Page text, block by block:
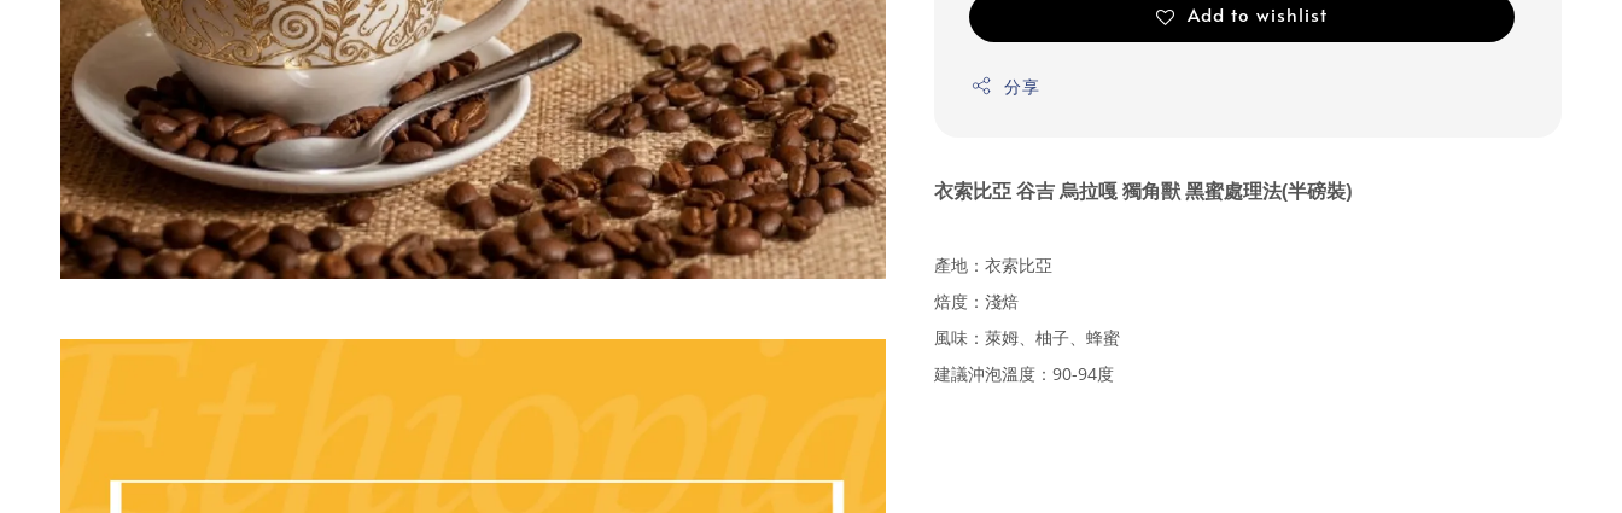
Add to wishlist
分享
衣索比亞 谷吉 烏拉嘎 獨角獸 黑蜜處理法(半磅裝)
產地：衣索比亞
焙度：淺焙
風味：萊姆、柚子、蜂蜜
建議沖泡溫度：90-94度